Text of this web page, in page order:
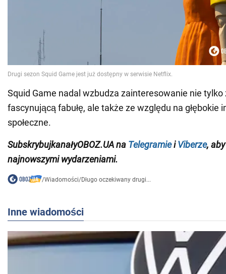
Squid Game nadal wzbudza zainteresowanie nie tylko
fascynującą fabułę, ale także ze względu na głębokie
społeczne.
SubskrybujkanałyOBOZ.UAna TelegramieiViberze,
najnowszymi wydarzeniami.
/Wiadomości/Długo oczekiwany drugi...
Inne wiadomości